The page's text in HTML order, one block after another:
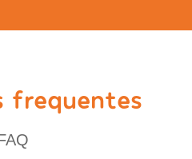
frequentes